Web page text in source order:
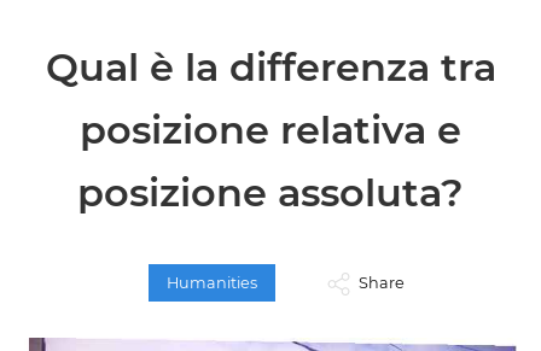
Qual è la differenza tra
posizione relativa e
posizione assoluta?
Humanities Share